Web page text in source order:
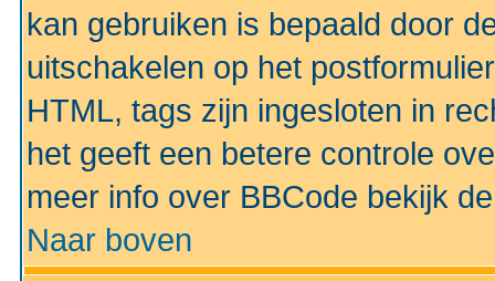
kan gebruiken is bepaald door
uitschakelen op het
HTML, tags zijn ingesloten in
het geeft een betere controle
meer info over BBCode bekijk
Naar boven